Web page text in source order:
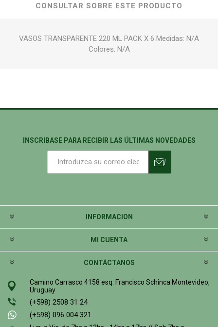
CONSULTAR SOBRE ESTE PRODUCTO
VASOS TRANSPARENTE 220 ML PACK X 6 Medidas: N/A
Colores: N/A
INSCRIBASE PARA RECIBIR LAS ÚLTIMAS NOVEDADES
INFORMACION
MI CUENTA
CONTÁCTANOS
Camino Carrasco 4158 esq. Francisco Schinca Montevideo,
Uruguay
(+598) 2508 31 24
(+598) 096 004 321